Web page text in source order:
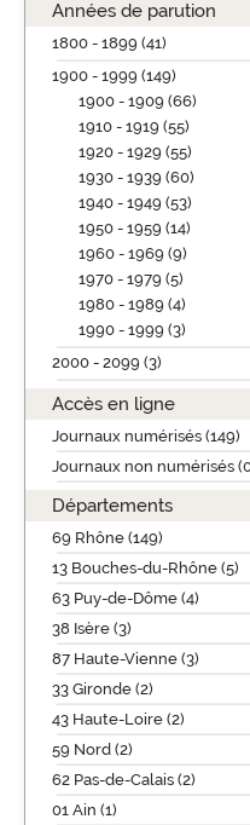
Années de parution
1800 - 1899 (41)
1900 - 1999 (149)
1900 - 1909 (66)
1910 - 1919 (55)
1920 - 1929 (55)
1930 - 1939 (60)
1940 - 1949 (53)
1950 - 1959 (14)
1960 - 1969 (9)
1970 - 1979 (5)
1980 - 1989 (4)
1990 - 1999 (3)
2000 - 2099 (3)
Accès en ligne
Journaux numérisés (149)
Journaux non numérisés
Départements
69 Rhône (149)
13 Bouches-du-Rhône (5)
63 Puy-de-Dôme (4)
38 Isère (3)
87 Haute-Vienne (3)
33 Gironde (2)
43 Haute-Loire (2)
59 Nord (2)
62 Pas-de-Calais (2)
01 Ain (1)